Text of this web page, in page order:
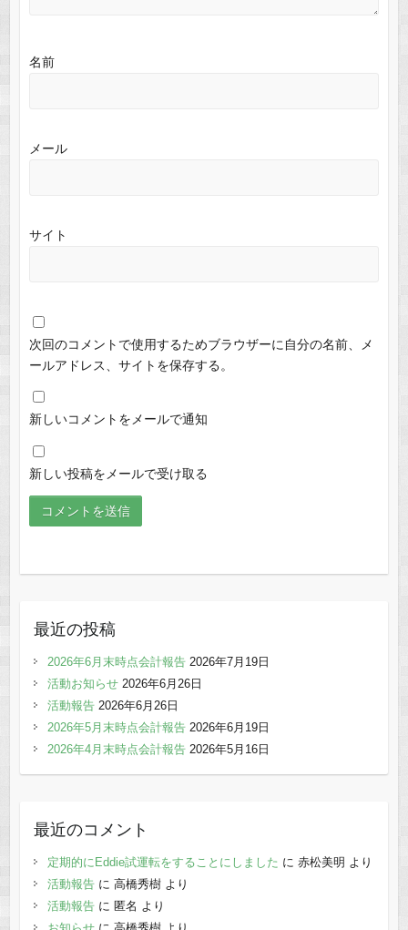
名前
メール
サイト
次回のコメントで使用するためブラウザーに自分の名前、メ
ールアドレス、サイトを保存する。
新しいコメントをメールで通知
新しい投稿をメールで受け取る
最近の投稿
2026年6月末時点会計報告 2026年7月19日
活動お知らせ 2026年6月26日
活動報告 2026年6月26日
2026年5月末時点会計報告 2026年6月19日
2026年4月末時点会計報告 2026年5月16日
最近のコメント
定期的にEddie試運転をすることにしました に 赤松美明 より
活動報告に 高橋秀樹より
活動報告に 匿名 より